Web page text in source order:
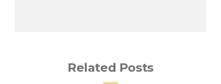
Related Posts